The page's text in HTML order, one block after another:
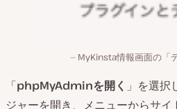
MyKinsta情報画面の「
「phpMyAdminを開く 」を選
ジャーを開き、メニューからサ